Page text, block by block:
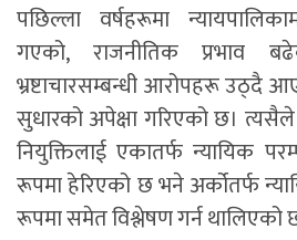
पछिल्ला वर्षहरूमा
गएको, राजनीतिक प्रभाव
भ्रष्टाचारसम्बन्धी आरोपहरू उठ्दै
सुधारको अपेक्षा गरिएको छ।
नियुक्तिलाई एकातर्फ न्यायिक
रूपमा हेरिएको छ भने अर्कोतर्फ
रूपमा समेत विश्लेषण गर्न थालिएको